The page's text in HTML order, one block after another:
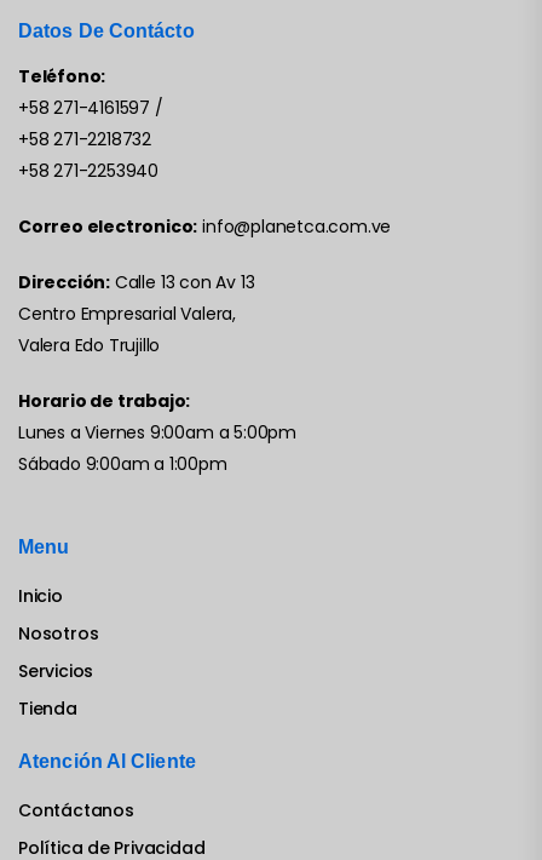
Datos De Contácto
Teléfono:
+58 271-4161597 /
+58 271-2218732
+58 271-2253940
Correo electronico: info@planetca.com.ve
Dirección: Calle 13 con Av 13
Centro Empresarial Valera,
Valera Edo Trujillo
Horario de trabajo:
Lunes a Viernes 9:00am a 5:00pm
Sábado 9:00am a 1:00pm
Menu
Inicio
Nosotros
Servicios
Tienda
Atención Al Cliente
Contáctanos
Política de Privacidad